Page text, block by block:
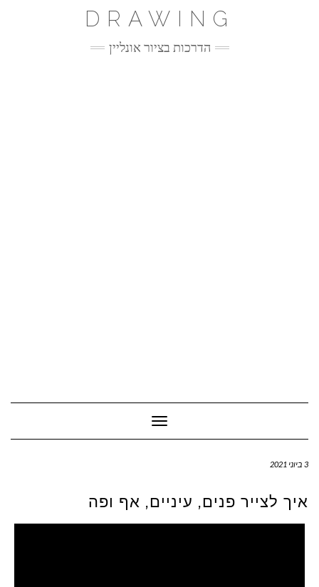
DRAWING
הדרכות בציור אונליין
Toggle Navigation
3 ביוני 2021
איך לצייר פנים, עיניים, אף ופה